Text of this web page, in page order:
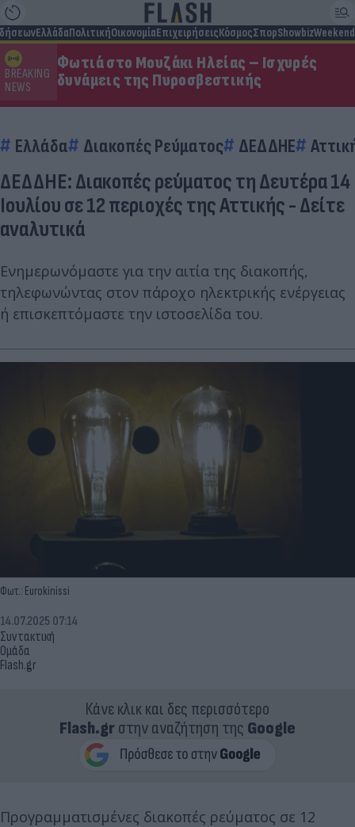
ΕλλάδαΠολιτικήΟικονομίαΕπιχειρήσειςΚόσμοςΣπορShowbizWeekend
BREAKING
NEWS
Φωτιά στο Μουζάκι Ηλείας – Ισχυρές
δυνάμεις της Πυροσβεστικής
Ελλάδα Διακοπές Ρεύματος ΔΕΔΔΗΕ
ΔΕΔΔΗΕ: Διακοπές ρεύματος τη Δευτέρα 14
Ιουλίου σε 12 περιοχές της Αττικής - Δείτε
αναλυτικά
Ενημερωνόμαστε για την αιτία της διακοπής,
τηλεφωνώντας στον πάροχο ηλεκτρικής ενέργειας
ή επισκεπτόμαστε την ιστοσελίδα του.
Φωτ.: Eurokinissi
Συντακτική
Ομάδα
Flash.gr
14.07.2025 07:14
Κάνε κλικ και δες περισσότερο
Flash.grστην αναζήτηση της Google
Προγραμματισμένες διακοπές ρεύματος σε 12